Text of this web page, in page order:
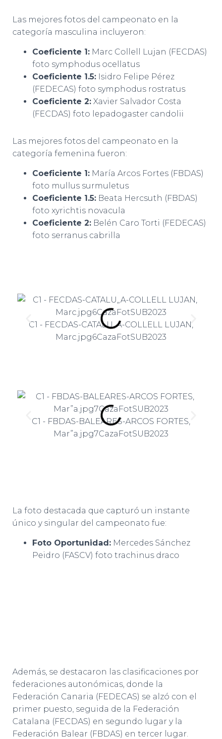
Las mejores fotos del campeonato en la
categoría masculina incluyeron:
Coeficiente 1: Marc Collell Lujan (FECDAS)
foto symphodus ocellatus
Coeficiente 1.5: Isidro Felipe Pérez
(FEDECAS) foto symphodus rostratus
Coeficiente 2: Xavier Salvador Costa
(FECDAS) foto lepadogaster candolii
Las mejores fotos del campeonato en la
categoría femenina fueron:
Coeficiente 1: María Arcos Fortes (FBDAS)
foto mullus surmuletus
Coeficiente 1.5: Beata Hercsuth (FBDAS)
foto xyrichtis novacula
Coeficiente 2: Belén Caro Torti (FEDECAS)
foto serranus cabrilla
C1 - FECDAS-CATALU„A-COLLELL LUJAN,
Marc.jpg6CazaFotSUB2023
C1 - FBDAS-BALEARES-ARCOS FORTES,
Mar”a.jpg7CazaFotSUB2023
La foto destacada que capturó un instante
único y singular del campeonato fue:
Foto Oportunidad: Mercedes Sánchez
Peidro (FASCV) foto trachinus draco
Además, se destacaron las clasificaciones por
federaciones autonómicas, donde la
Federación Canaria (FEDECAS) se alzó con el
primer puesto, seguida de la Federación
Catalana (FECDAS) en segundo lugar y la
Federación Balear (FBDAS) en tercer lugar.